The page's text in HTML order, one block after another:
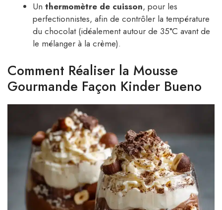
Un thermomètre de cuisson, pour les
perfectionnistes, afin de contrôler la température
du chocolat (idéalement autour de 35°C avant de
le mélanger à la crème).
Comment Réaliser la Mousse
Gourmande Façon Kinder Bueno